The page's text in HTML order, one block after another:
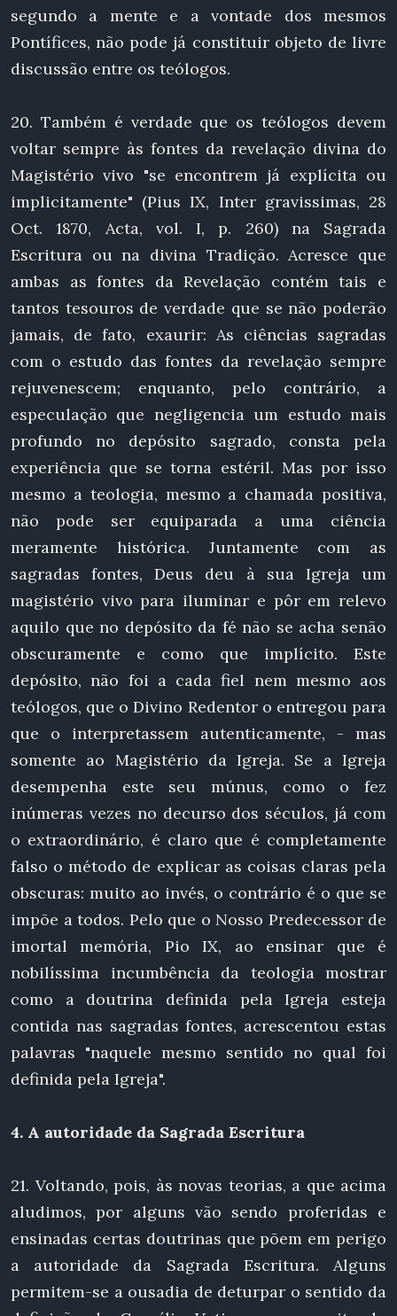
segundo a mente e a vontade dos mesmos
Pontífices, não pode já constituir objeto de livre
discussão entre os teólogos.
20. Também é verdade que os teólogos devem
voltar sempre às fontes da revelação divina do
Magistério vivo "se encontrem já explícita ou
implicitamente" (Pius IX, Inter gravissimas, 28
Oct. 1870, Acta, vol. I, p. 260) na Sagrada
Escritura ou na divina Tradição. Acresce que
ambas as fontes da Revelação contém tais e
tantos tesouros de verdade que se não poderão
jamais, de fato, exaurir: As ciências sagradas
com o estudo das fontes da revelação sempre
rejuvenescem; enquanto, pelo contrário, a
especulação que negligencia um estudo mais
profundo no depósito sagrado, consta pela
experiência que se torna estéril. Mas por isso
mesmo a teologia, mesmo a chamada positiva,
não pode ser equiparada a uma ciência
meramente histórica. Juntamente com as
sagradas fontes, Deus deu à sua Igreja um
magistério vivo para iluminar e pôr em relevo
aquilo que no depósito da fé não se acha senão
obscuramente e como que implícito. Este
depósito, não foi a cada fiel nem mesmo aos
teólogos, que o Divino Redentor o entregou para
que o interpretassem autenticamente, - mas
somente ao Magistério da Igreja. Se a Igreja
desempenha este seu múnus, como o fez
inúmeras vezes no decurso dos séculos, já com
o extraordinário, é claro que é completamente
falso o método de explicar as coisas claras pela
obscuras: muito ao invés, o contrário é o que se
impõe a todos. Pelo que o Nosso Predecessor de
imortal memória, Pio IX, ao ensinar que é
nobilíssima incumbência da teologia mostrar
como a doutrina definida pela Igreja esteja
contida nas sagradas fontes, acrescentou estas
palavras "naquele mesmo sentido no qual foi
definida pela Igreja".
4. A autoridade da Sagrada Escritura
21. Voltando, pois, às novas teorias, a que acima
aludimos, por alguns vão sendo proferidas e
ensinadas certas doutrinas que põem em perigo
a autoridade da Sagrada Escritura. Alguns
permitem-se a ousadia de deturpar o sentido da